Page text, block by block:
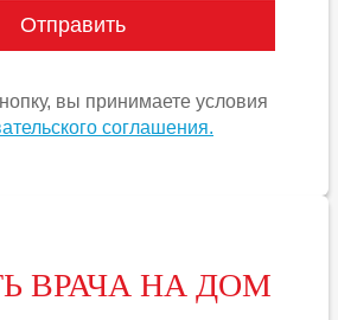
вы принимаете условия
соглашения.
ВРАЧА НА ДОМ